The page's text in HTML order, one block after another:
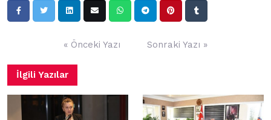
« Önceki Yazı Sonraki Yazı »
İlgili Yazılar